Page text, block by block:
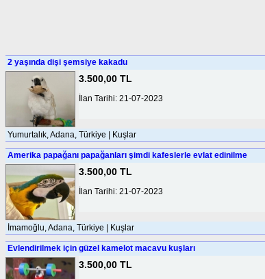
2 yaşında dişi şemsiye kakadu
3.500,00 TL
İlan Tarihi: 21-07-2023
Yumurtalık, Adana, Türkiye | Kuşlar
Amerika papağanı papağanları şimdi kafeslerle evlat edinilme
3.500,00 TL
İlan Tarihi: 21-07-2023
İmamoğlu, Adana, Türkiye | Kuşlar
Evlendirilmek için güzel kamelot macavu kuşları
3.500,00 TL